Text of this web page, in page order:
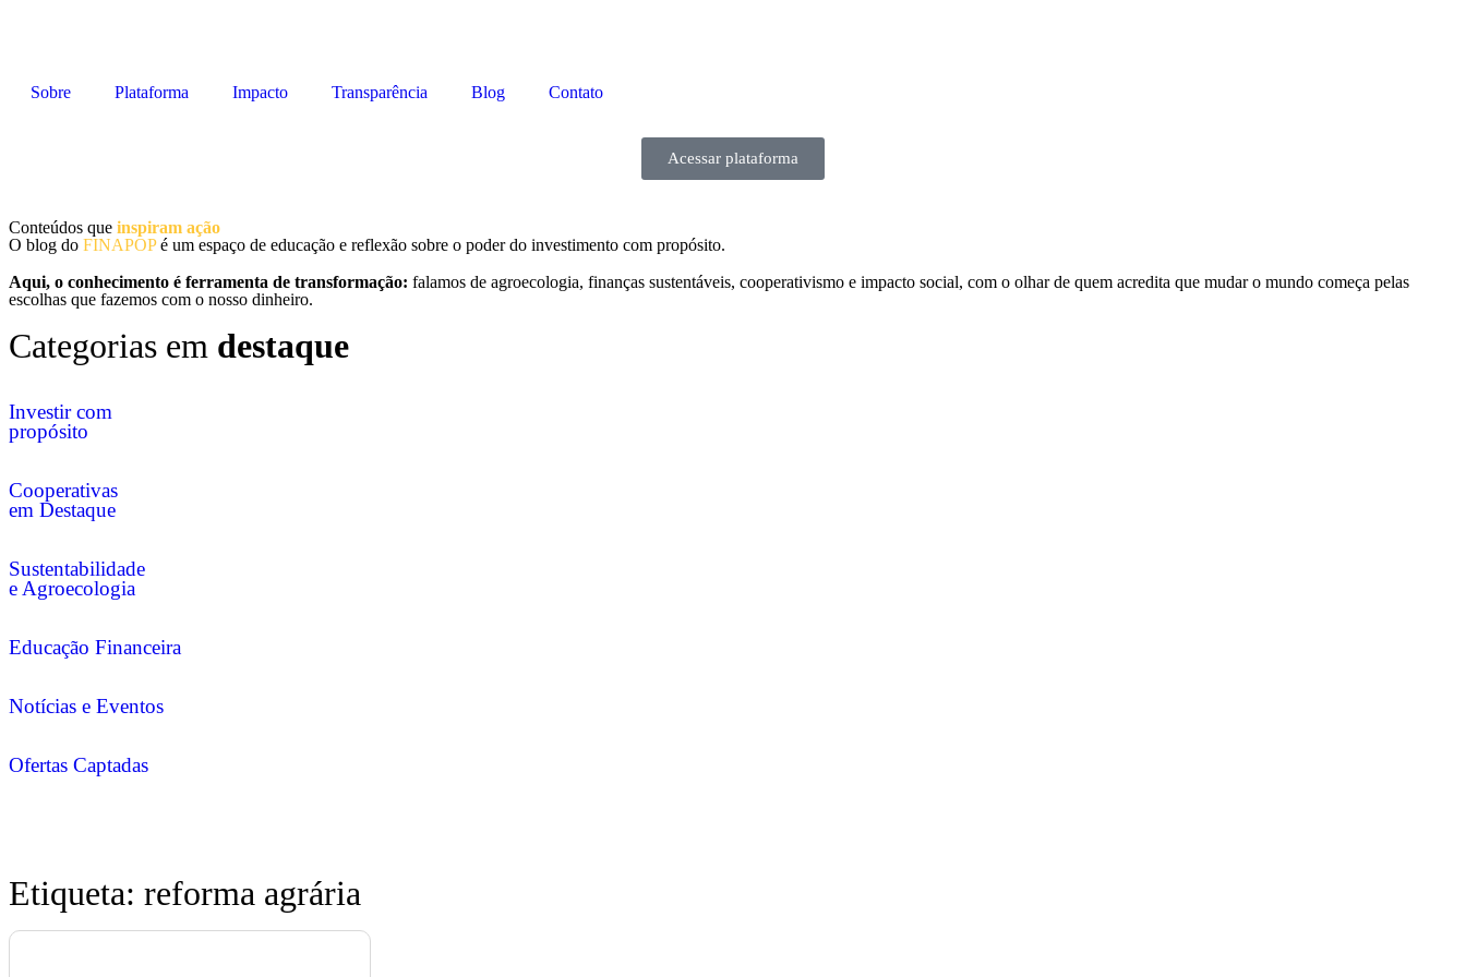
Sobre Plataforma Impacto Transparência Blog Contato
Acessar plataforma
Conteúdos que inspiram ação
O blog do FINAPOPé um espaço de educação e reflexão sobre o poder do investimento com propósito.
Aqui, o conhecimento é ferramenta de transformação: falamos de agroecologia, finanças sustentáveis, cooperativismo e impacto social, com o olhar de quem acredita que mudar o mundo começa pelas
escolhas que fazemos com o nosso dinheiro.
Categorias em destaque
Investir com
propósito
Cooperativas
em Destaque
Sustentabilidade
e Agroecologia
Educação Financeira
Notícias e Eventos
Ofertas Captadas
Etiqueta: reforma agrária